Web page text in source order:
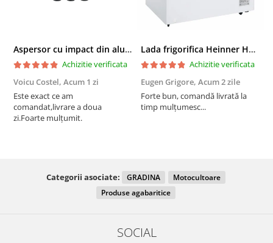
Aspersor cu impact din aluminiu cu FI, Presiune (bar)1.5-5, Diametru de aspersie (m)32-58
Achizitie verificata
Voicu Costel, Acum 1 zi
Este exact ce am
comandat,livrare a doua
zi.Foarte mulțumit.
Lada frigorifica Heinner HCF-287CNHE++, 287 l, Clasa E, Compresor inverter, Iluminare LED, Functionalitate frigider, Alb
Achizitie verificata
Eugen Grigore, Acum 2 zile
Forte bun, comandă livrată la
timp mulțumesc...
Categorii asociate: GRADINA
Motocultoare
Produse agabaritice
SOCIAL